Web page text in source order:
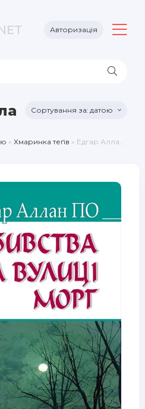
Авторизація
По датою
» Хмаринка теґів » Едгар Аллан По